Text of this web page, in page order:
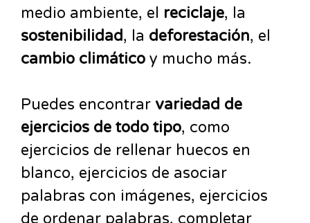
medio ambiente, el reciclaje, la
sostenibilidad, la deforestación, el
cambio climático y mucho más.
Puedes encontrar variedad de
ejercicios de todo tipo, como
ejercicios de rellenar huecos en
blanco, ejercicios de asociar
palabras con imágenes, ejercicios
de ordenar palabras, completar